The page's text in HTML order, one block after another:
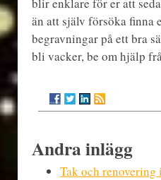
än att själv försöka finna
begravningar på ett bra
bli vacker, be om hjälp
Andra inlägg
Tak och renovering